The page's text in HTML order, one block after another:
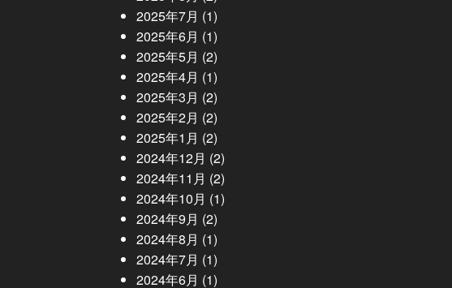
2025年7月 (1)
2025年6月 (1)
2025年5月 (2)
2025年4月 (1)
2025年3月 (2)
2025年2月 (2)
2025年1月 (2)
2024年12月 (2)
2024年11月 (2)
2024年10月 (1)
2024年9月 (2)
2024年8月 (1)
2024年7月 (1)
2024年6月 (1)